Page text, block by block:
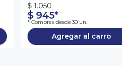
$ 1.050
$ 945*
* Compras desde 30 un.
Agregar al carro